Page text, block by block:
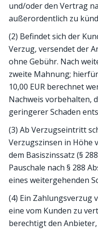
und/oder den Vertrag
außerordentlich zu
(2) Befindet sich der
Verzug, versendet der
ohne Gebühr. Nach
zweite Mahnung;
10,00 EUR berechnet
Nachweis vorbehalten,
geringerer Schaden
(3) Ab Verzugseintritt
Verzugszinsen in Höhe
dem Basiszinssatz (§
Pauschale nach § 288
eines weitergehenden
(4) Ein Zahlungsverzug
eine vom Kunden zu
berechtigt den